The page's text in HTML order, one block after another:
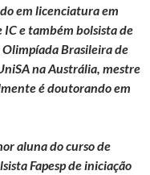
em licenciatura em
IC e também bolsista de
Brasileira de
na Austrália, mestre
é doutorando em
aluna do curso de
Fapesp de iniciação